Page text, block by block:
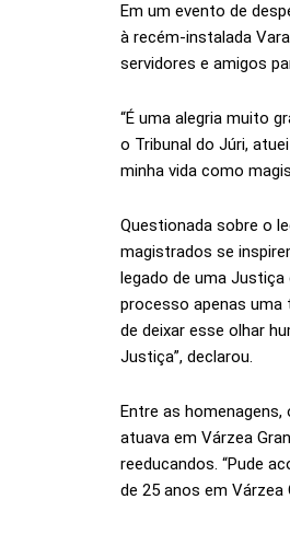
Em um evento de
à recém-instalada
servidores e amigos
“É uma alegria muito
o Tribunal do Júri,
minha vida como
Questionada sobre o
magistrados se
legado de uma
processo apenas uma
de deixar esse olhar
Justiça”, declarou.
Entre as homenagens,
atuava em Várzea
reeducandos. “Pude
de 25 anos em